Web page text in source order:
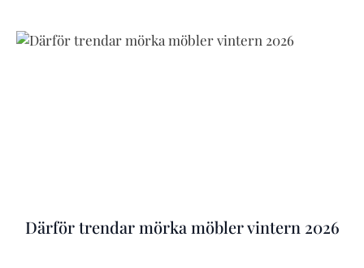
Därför trendar mörka möbler vintern 2026